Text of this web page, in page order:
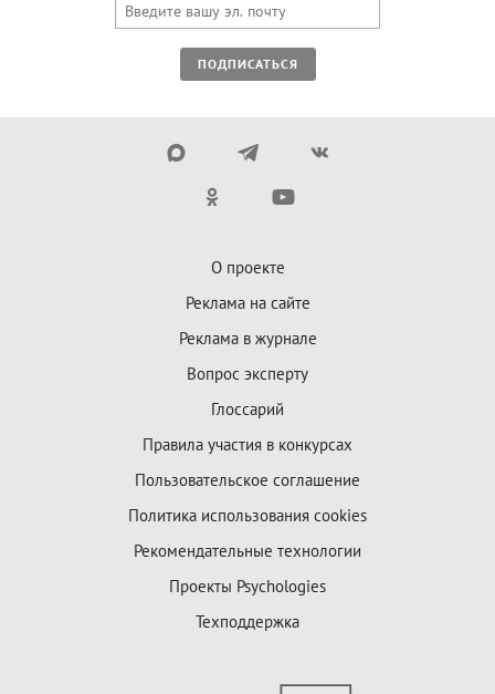
ПОДПИСАТЬСЯ
О проекте
Реклама на сайте
Реклама в журнале
Вопрос эксперту
Глоссарий
Правила участия в конкурсах
Пользовательское соглашение
Политика использования cookies
Рекомендательные технологии
Проекты Psychologies
Техподдержка